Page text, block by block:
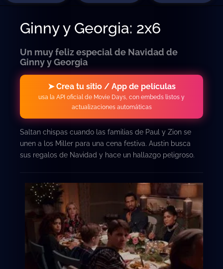
Ginny y Georgia: 2x6
Un muy feliz especial de Navidad de
Ginny y Georgia
➤ Crea tu sitio / App de películas
usa la API oficial de Movie Days, con embeds listos y
actualizaciones automáticas
Saltan chispas cuando las familias de Paul y Zion se
unen a los Miller para una cena festiva. Austin busca
sus regalos de Navidad y hace un hallazgo peligroso.